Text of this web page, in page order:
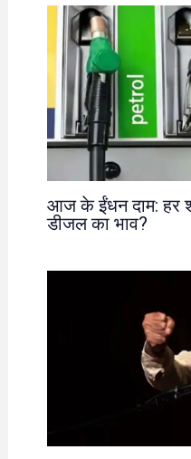
आज के ईंधन दाम: हर
डीजल का भाव?